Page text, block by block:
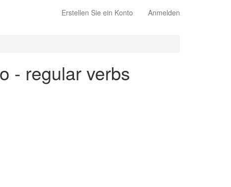
Erstellen Sie ein Konto Anmelden
- regular verbs